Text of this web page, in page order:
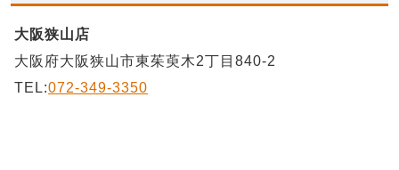
大阪狭山店
大阪府大阪狭山市東茱萸木2丁目840-2
TEL:072-349-3350